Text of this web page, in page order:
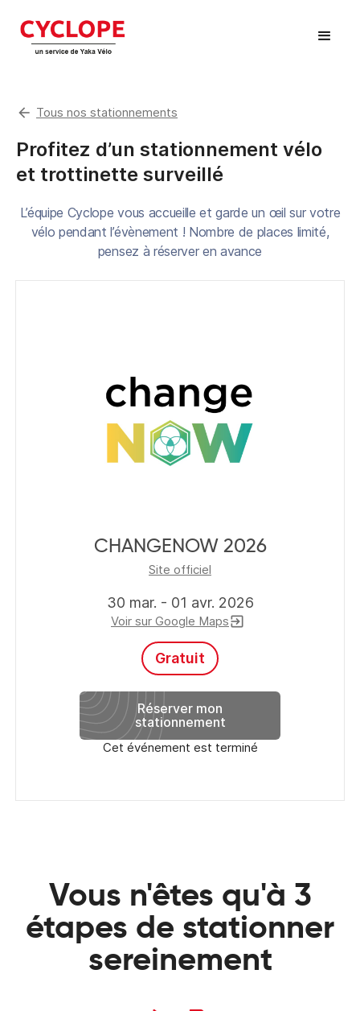
arrow_back Tous nos stationnements
Profitez d’un stationnement vélo
et trottinette surveillé
L’équipe Cyclope vous accueille et garde un œil sur votre
vélo pendant l’évènement ! Nombre de places limité,
pensez à réserver en avance
CHANGENOW 2026
Site officiel
30 mar. - 01 avr. 2026
Voir sur Google Mapsexit_to_app
Gratuit
Réserver mon
stationnement
Cet événement est terminé
Vous n'êtes qu'à 3
étapes de stationner
sereinement